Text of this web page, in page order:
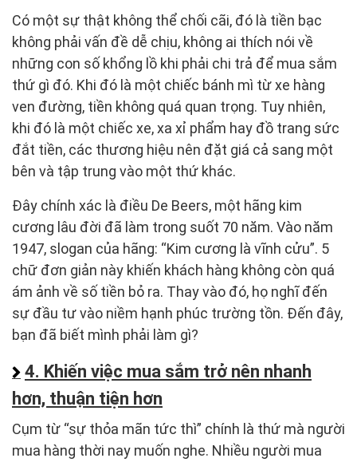
Có một sự thật không thể chối cãi, đó là tiền bạc
không phải vấn đề dễ chịu, không ai thích nói về
những con số khổng lồ khi phải chi trả để mua sắm
thứ gì đó. Khi đó là một chiếc bánh mì từ xe hàng
ven đường, tiền không quá quan trọng. Tuy nhiên,
khi đó là một chiếc xe, xa xỉ phẩm hay đồ trang sức
đắt tiền, các thương hiệu nên đặt giá cả sang một
bên và tập trung vào một thứ khác.
Đây chính xác là điều De Beers, một hãng kim
cương lâu đời đã làm trong suốt 70 năm. Vào năm
1947, slogan của hãng: “Kim cương là vĩnh cửu”. 5
chữ đơn giản này khiến khách hàng không còn quá
ám ảnh về số tiền bỏ ra. Thay vào đó, họ nghĩ đến
sự đầu tư vào niềm hạnh phúc trường tồn. Đến đây,
bạn đã biết mình phải làm gì?
4. Khiến việc mua sắm trở nên nhanh
hơn, thuận tiện hơn
Cụm từ “sự thỏa mãn tức thì” chính là thứ mà người
mua hàng thời nay muốn nghe. Nhiều người mua